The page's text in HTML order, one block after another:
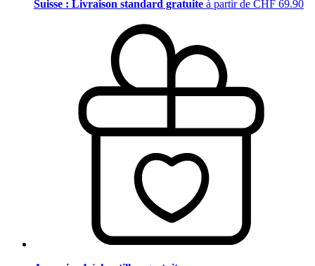
Suisse : Livraison standard gratuite à partir de CHF 69.90